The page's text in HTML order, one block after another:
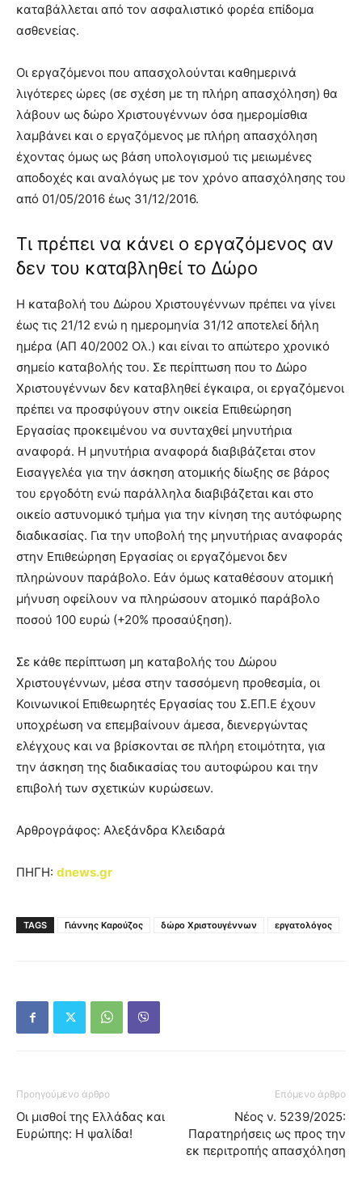
καταβάλλεται από τον ασφαλιστικό φορέα επίδομα
ασθενείας.
Οι εργαζόμενοι που απασχολούνται καθημερινά
λιγότερες ώρες (σε σχέση με τη πλήρη απασχόληση) θα
λάβουν ως δώρο Χριστουγέννων όσα ημερομίσθια
λαμβάνει και ο εργαζόμενος με πλήρη απασχόληση
έχοντας όμως ως βάση υπολογισμού τις μειωμένες
αποδοχές και αναλόγως με τον χρόνο απασχόλησης του
από 01/05/2016 έως 31/12/2016.
Τι πρέπει να κάνει ο εργαζόμενος αν
δεν του καταβληθεί το Δώρο
Η καταβολή του Δώρου Χριστουγέννων πρέπει να γίνει
έως τις 21/12 ενώ η ημερομηνία 31/12 αποτελεί δήλη
ημέρα (ΑΠ 40/2002 Ολ.) και είναι το απώτερο χρονικό
σημείο καταβολής του. Σε περίπτωση που το Δώρο
Χριστουγέννων δεν καταβληθεί έγκαιρα, οι εργαζόμενοι
πρέπει να προσφύγουν στην οικεία Επιθεώρηση
Εργασίας προκειμένου να συνταχθεί μηνυτήρια
αναφορά. Η μηνυτήρια αναφορά διαβιβάζεται στον
Εισαγγελέα για την άσκηση ατομικής δίωξης σε βάρος
του εργοδότη ενώ παράλληλα διαβιβάζεται και στο
οικείο αστυνομικό τμήμα για την κίνηση της αυτόφωρης
διαδικασίας. Για την υποβολή της μηνυτήριας αναφοράς
στην Επιθεώρηση Εργασίας οι εργαζόμενοι δεν
πληρώνουν παράβολο. Εάν όμως καταθέσουν ατομική
μήνυση οφείλουν να πληρώσουν ατομικό παράβολο
ποσού 100 ευρώ (+20% προσαύξηση).
Σε κάθε περίπτωση μη καταβολής του Δώρου
Χριστουγέννων, μέσα στην τασσόμενη προθεσμία, οι
Κοινωνικοί Επιθεωρητές Εργασίας του Σ.ΕΠ.Ε έχουν
υποχρέωση να επεμβαίνουν άμεσα, διενεργώντας
ελέγχους και να βρίσκονται σε πλήρη ετοιμότητα, για
την άσκηση της διαδικασίας του αυτοφώρου και την
επιβολή των σχετικών κυρώσεων.
Αρθρογράφος: Αλεξάνδρα Κλειδαρά
ΠΗΓΗ: dnews.gr
TAGS Γιάννης Καρούζος δώρο Χριστουγέννων εργατολόγος
Προηγούμενο άρθρο
Οι μισθοί της Ελλάδας και
Ευρώπης: Η ψαλίδα!
Επόμενο άρθρο
Νέος ν. 5239/2025:
Παρατηρήσεις ως προς την
εκ περιτροπής απασχόληση